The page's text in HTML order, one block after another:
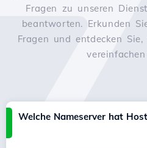
Fragen zu unseren
beantworten. Erkunden
Fragen und entdecken
Welche Nameserver hat